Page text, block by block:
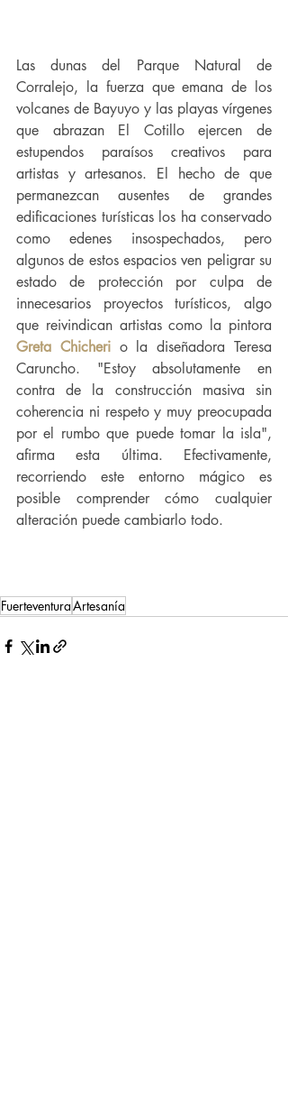
Las dunas del Parque Natural de
Corralejo, la fuerza que emana de los
volcanes de Bayuyo y las playas vírgenes
que abrazan El Cotillo ejercen de
estupendos paraísos creativos para
artistas y artesanos. El hecho de que
permanezcan ausentes de grandes
edificaciones turísticas los ha conservado
como edenes insospechados, pero
algunos de estos espacios ven peligrar su
estado de protección por culpa de
innecesarios proyectos turísticos, algo
Greta Chicheri o la diseñadora Teresa
Caruncho. "Estoy absolutamente en
contra de la construcción masiva sin
coherencia ni respeto y muy preocupada
por el rumbo que puede tomar la isla",
afirma esta última. Efectivamente,
recorriendo este entorno mágico es
posible comprender cómo cualquier
alteración puede cambiarlo todo.
FuerteventuraArtesanía